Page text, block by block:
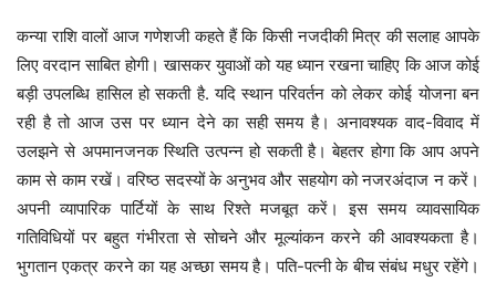
कन्या राशि वालों आज गणेशजी कहते हैं कि किसी नजदीकी मित्र की सलाह आपके
लिए वरदान साबित होगी। खासकर युवाओं को यह ध्यान रखना चाहिए कि आज कोई
बड़ी उपलब्धि हासिल हो सकती है. यदि स्थान परिवर्तन को लेकर कोई योजना बन
रही है तो आज उस पर ध्यान देने का सही समय है। अनावश्यक वाद-विवाद में
उलझने से अपमानजनक स्थिति उत्पन्न हो सकती है। बेहतर होगा कि आप अपने
काम से काम रखें। वरिष्ठ सदस्यों के अनुभव और सहयोग को नजरअंदाज न करें।
अपनी व्यापारिक पार्टियों के साथ रिश्ते मजबूत करें। इस समय व्यावसायिक
गतिविधियों पर बहुत गंभीरता से सोचने और मूल्यांकन करने की आवश्यकता है।
भुगतान एकत्र करने का यह अच्छा समय है। पति-पत्नी के बीच संबंध मधुर रहेंगे।